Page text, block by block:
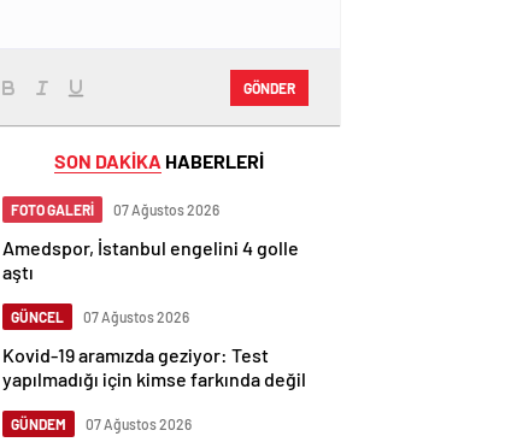
GÖNDER
SON DAKİKA HABERLERİ
FOTO GALERİ 07 Ağustos 2026
Amedspor, İstanbul engelini 4 golle
aştı
GÜNCEL 07 Ağustos 2026
Kovid-19 aramızda geziyor: Test
yapılmadığı için kimse farkında değil
GÜNDEM 07 Ağustos 2026